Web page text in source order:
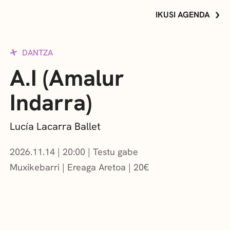
IKUSI AGENDA
DANTZA
A.I (Amalur
Indarra)
Lucía Lacarra Ballet
2026.11.14 | 20:00
Testu gabe
Muxikebarri | Ereaga Aretoa 20€